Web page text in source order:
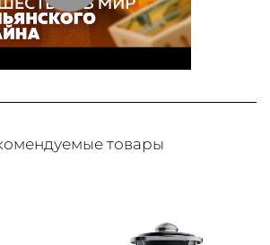
товары